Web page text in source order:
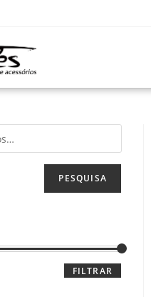
PESQUISA
FILTRAR